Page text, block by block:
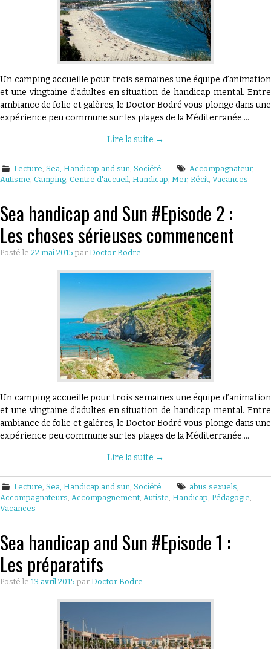
Un camping accueille pour trois semaines une équipe d’animation
et une vingtaine d’adultes en situation de handicap mental. Entre
ambiance de folie et galères, le Doctor Bodré vous plonge dans une
expérience peu commune sur les plages de la Méditerranée.…
Lire la suite →
Lecture,Sea, Handicap and sun,Société Accompagnateur,
Autisme, Camping, Centre d'accueil, Handicap, Mer, Récit, Vacances
Sea handicap and Sun #Episode 2 :
Les choses sérieuses commencent
Posté le 22 mai 2015 par Doctor Bodre
Un camping accueille pour trois semaines une équipe d’animation
et une vingtaine d’adultes en situation de handicap mental. Entre
ambiance de folie et galères, le Doctor Bodré vous plonge dans une
expérience peu commune sur les plages de la Méditerranée.…
Lire la suite →
Lecture,Sea, Handicap and sun,Société abus sexuels,
Accompagnateurs, Accompagnement, Autiste, Handicap, Pédagogie,
Vacances
Sea handicap and Sun #Episode 1 :
Les préparatifs
Posté le 13 avril 2015 par Doctor Bodre